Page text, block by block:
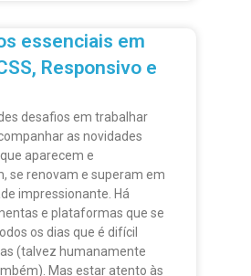
essenciais em
Responsivo e
desafios em trabalhar
as novidades
aparecem e
se renovam e superam em
impressionante. Há
e plataformas que se
os dias que é difícil
(talvez humanamente
Mas estar atento às